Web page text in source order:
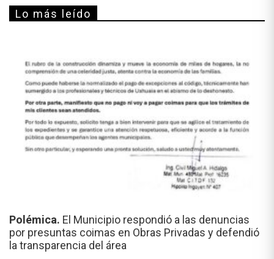
Lo más leído
Polémica. El Municipio respondió a las denuncias
por presuntas coimas en Obras Privadas y defendió
la transparencia del área